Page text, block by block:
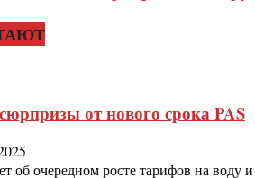
от нового срока PAS
об очередном росте тарифов на воду